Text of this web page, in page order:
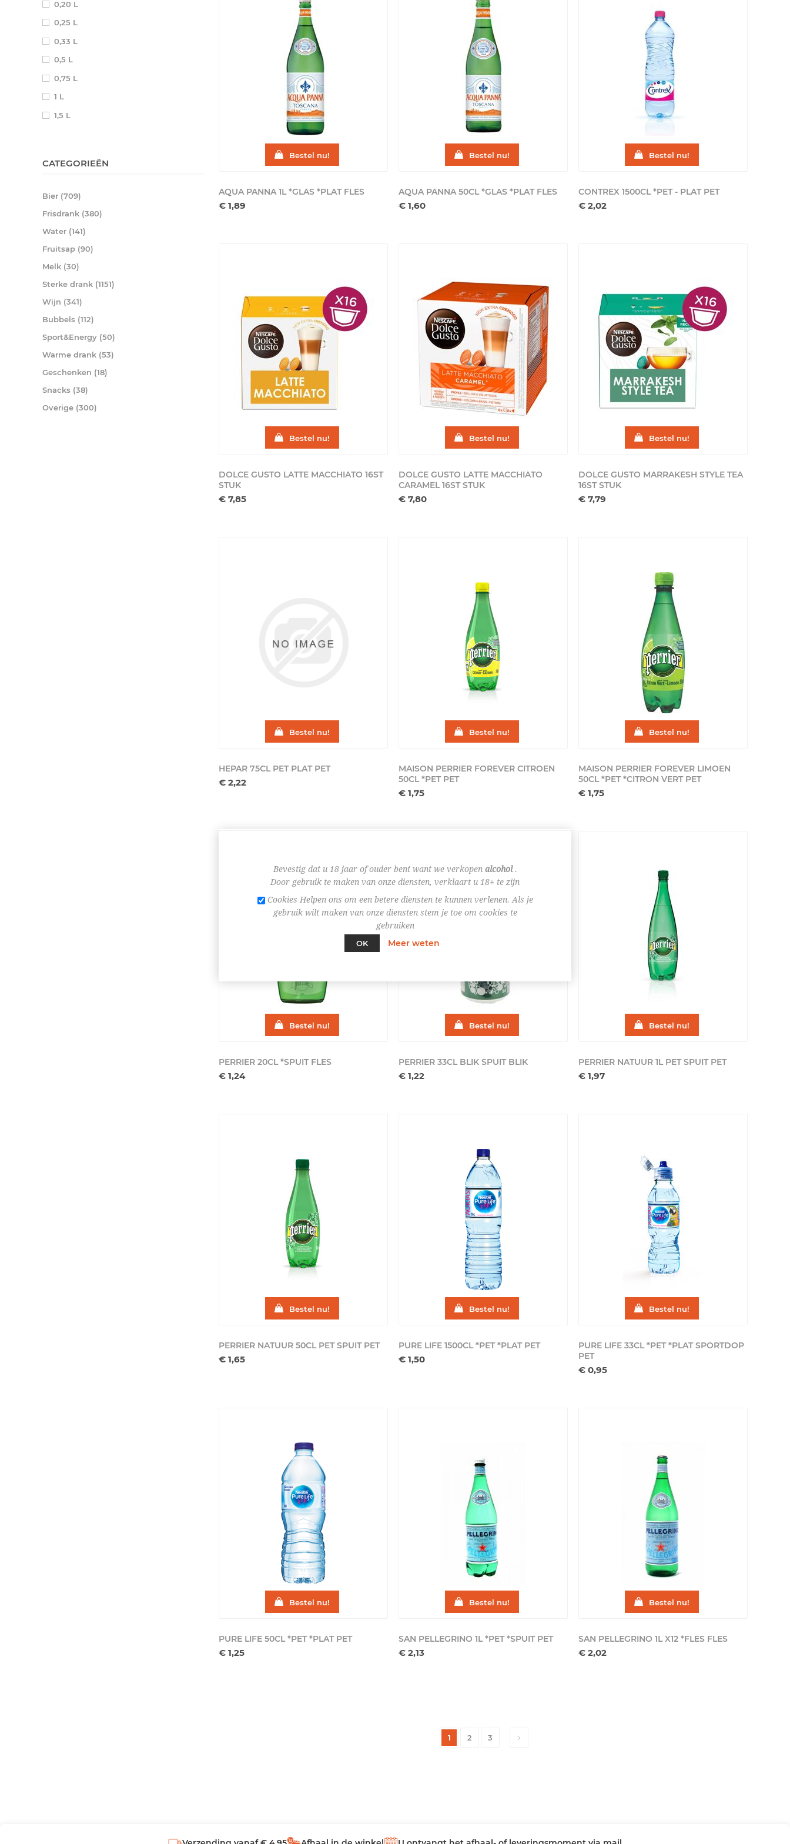
Bestel nu!
AQUA PANNA 1L *GLAS *PLAT FLES
€ 1,89
Bestel nu!
AQUA PANNA 50CL *GLAS *PLAT FLES
€ 1,60
Bestel nu!
CONTREX 1500CL *PET - PLAT PET
€ 2,02
Bestel nu!
DOLCE GUSTO LATTE MACCHIATO 16ST
STUK
€ 7,85
Bestel nu!
DOLCE GUSTO LATTE MACCHIATO
CARAMEL 16STSTUK
€ 7,80
Bestel nu!
DOLCE GUSTO MARRAKESH STYLE TEA
16STSTUK
€ 7,79
Bestel nu!
HEPAR 75CL PET PLAT PET
€ 2,22
Bestel nu!
MAISON PERRIER FOREVER CITROEN
50CL *PET PET
€ 1,75
Bestel nu!
MAISON PERRIER FOREVER LIMOEN
50CL *PET *CITRON VERT PET
€ 1,75
Bestel nu!
PERRIER 20CL *SPUIT FLES
€ 1,24
Bestel nu!
PERRIER 33CL BLIK SPUIT BLIK
€ 1,22
Bestel nu!
PERRIER NATUUR 1L PET SPUIT PET
€ 1,97
Bestel nu!
PERRIER NATUUR 50CL PET SPUIT PET
€ 1,65
Bestel nu!
PURE LIFE 1500CL *PET *PLAT PET
€ 1,50
Bestel nu!
PURE LIFE 33CL *PET *PLAT SPORTDOP
PET
€ 0,95
Bestel nu!
PURE LIFE 50CL *PET *PLAT PET
€ 1,25
Bestel nu!
SAN PELLEGRINO 1L *PET *SPUIT PET
€ 2,13
Bestel nu!
SAN PELLEGRINO 1L X12 *FLES FLES
€ 2,02
1 2 3
0,20 L
0,25 L
0,33 L
0,5 L
0,75 L
1 L
1,5 L
CATEGORIEËN
Bier (709)
Frisdrank (380)
Water (141)
Fruitsap (90)
Melk (30)
Sterke drank (1151)
Wijn (341)
Bubbels (112)
Sport&Energy (50)
Warme drank (53)
Geschenken (18)
Snacks (38)
Overige (300)
Bevestig dat u 18 jaar of ouder bent want we verkopen alcohol.
Door gebruik te maken van onze diensten, verklaart u 18+ te zijn
Cookies Helpen ons om een betere diensten te kunnen verlenen. Als je
gebruik wilt maken van onze diensten stem je toe om cookies te
gebruiken
OK
Meer weten